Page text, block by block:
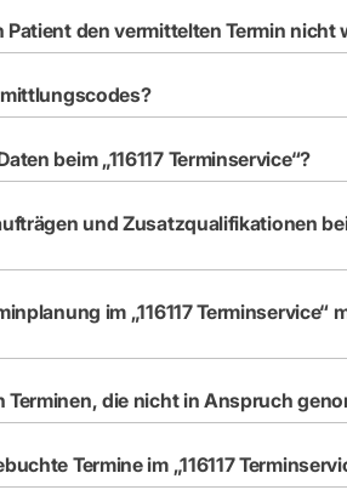
Patient den vermittelten Termin nicht
beim „116117 Terminservice“?
und Zusatzqualifikationen
im „116117 Terminservice“
Terminen, die nicht in Anspruch
Termine im „116117